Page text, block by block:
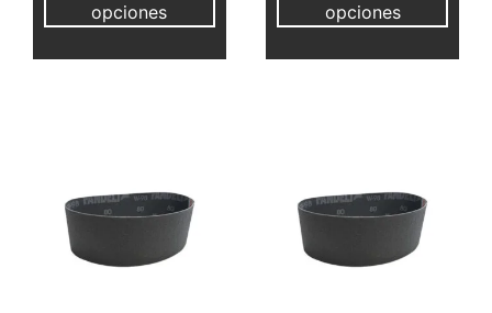
opciones
opciones